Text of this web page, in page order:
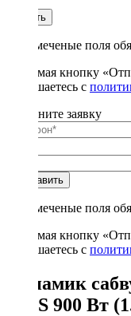
Купить
* - отмеченые поля
Нажимая кнопку
соглашаетесь с
Заполните заявку
Отправить
* - отмеченые поля
Нажимая кнопку
соглашаетесь с
Динамик
RMS 900 Вт